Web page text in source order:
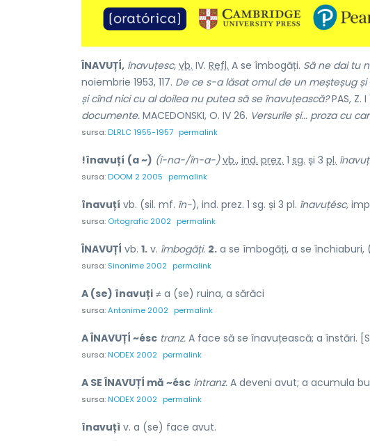
ÎNAVUȚÍ, înavuțesc, vb. IV. Refl. A se îmbogăți. Să ne dai tu
noiembrie 1953, 117. De ce s-a lăsat omul de un meșteșug
și cînd nici cu al doilea nu putea să se înavuțească?PAS, Z. I
documente. MACEDONSKI, O. IV 26. Versurile și... proza cu
sursa:DLRLC 1955-1957 permalink
!înavuțí (a ~) (î-na-/în-a-) vb., ind. prez. 1 sg. și 3 pl.
sursa:DOOM 2 2005 permalink
înavuțí vb. (sil. mf. în-), ind. prez. 1 sg. și 3 pl. înavuțésc,
sursa: Ortografic 2002 permalink
ÎNAVUȚÍ vb. 1. v. îmbogăți. 2. a se îmbogăți, a se închiaburi,
sursa: Sinonime 2002 permalink
A (se) înavuți ≠ a (se) ruina, a sărăci
sursa:Antonime 2002 permalink
A ÎNAVUȚÍ ~ésc tranz. A face să se înavuțească; a înstări.
sursa:NODEX 2002 permalink
A SE ÎNAVUȚÍ mă ~ésc intranz. A deveni avut; a acumula
sursa:NODEX 2002 permalink
înavuțì v. a (se) face avut.